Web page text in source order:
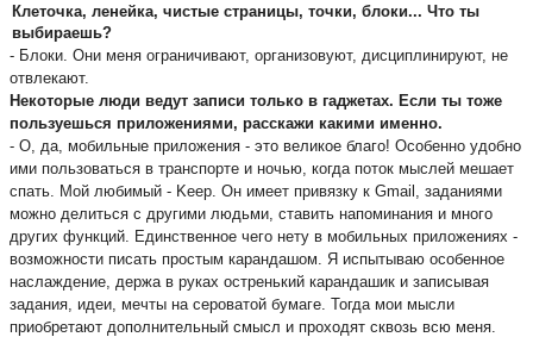
Клеточка, ленейка, чистые страницы, точки, блоки... Что ты
выбираешь?
- Блоки. Они меня ограничивают, организовуют, дисциплинируют, не
отвлекают.
Некоторые люди ведут записи только в гаджетах. Если ты тоже
пользуешься приложениями, расскажи какими именно.
- О, да, мобильные приложения - это великое благо! Особенно удобно
ими пользоваться в транспорте и ночью, когда поток мыслей мешает
спать. Мой любимый - Keep. Он имеет привязку к Gmail, заданиями
можно делиться с другими людьми, ставить напоминания и много
других функций. Единственное чего нету в мобильных приложениях -
возможности писать простым карандашом. Я испытываю особенное
наслаждение, держа в руках остренький карандашик и записывая
задания, идеи, мечты на сероватой бумаге. Тогда мои мысли
приобретают дополнительный смысл и проходят сквозь всю меня.